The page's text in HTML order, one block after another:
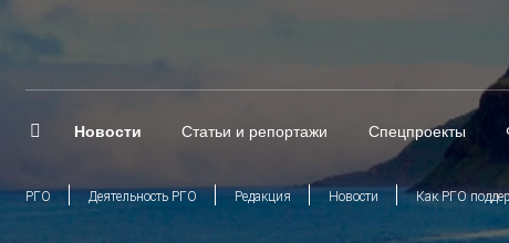
Новости Статьи и репортажи Спецпроекты
РГО Деятельность РГО Редакция Новости Как РГО